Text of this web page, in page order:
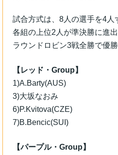
試合方式は、8人の選手を4人
各組の上位2人が準決勝に進
ラウンドロビン3戦全勝で優
【レッド・Group】
1)A.Barty(AUS)
3)大坂なおみ
6)P.Kvitova(CZE)
7)B.Bencic(SUI)
【パープル・Group】